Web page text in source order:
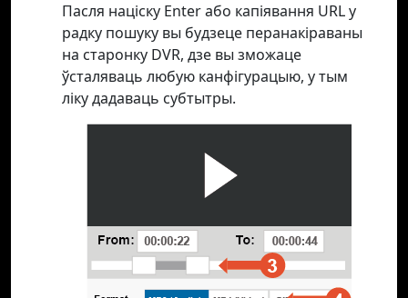
Пасля націску Enter або капіявання URL у
радку пошуку вы будзеце перанакіраваны
на старонку DVR, дзе вы зможаце
ўсталяваць любую канфігурацыю, у тым
ліку дадаваць субтытры.